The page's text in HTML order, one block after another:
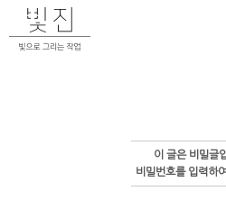
이 글은 비밀글
비밀번호를 입력하